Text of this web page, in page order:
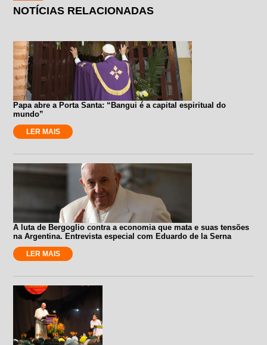
NOTÍCIAS RELACIONADAS
Papa abre a Porta Santa: “Bangui é a capital espiritual do
mundo”
LER MAIS
A luta de Bergoglio contra a economia que mata e suas tensões
na Argentina. Entrevista especial com Eduardo de la Serna
LER MAIS